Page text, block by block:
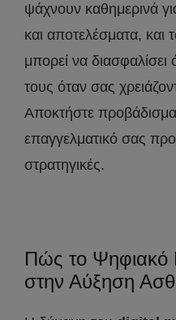
ψάχνουν καθημερινά
και αποτελέσματα, και
μπορεί να διασφαλίσει
τους όταν σας
Αποκτήστε προβάδισμα
επαγγελματικό σας
στρατηγικές.
Πώς το Ψηφιακό
στην Αύξηση